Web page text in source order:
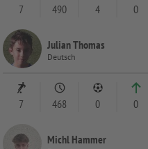
7 490 4 0
Julian Thomas
Deutsch
7 468 0 0
Michl Hammer